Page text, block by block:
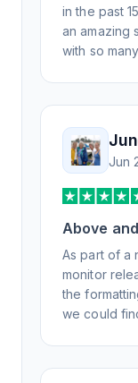
in the past
an amazing
with so
RSS feed
website
Jun
Above
As part of a
monitor
the
we could
day, but I